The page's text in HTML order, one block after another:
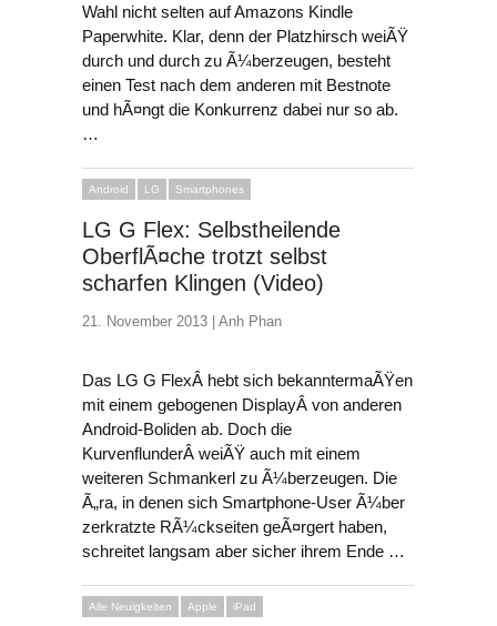
Wahl nicht selten auf Amazons Kindle
Paperwhite. Klar, denn der Platzhirsch weiÃŸ
durch und durch zu Ã¼berzeugen, besteht
einen Test nach dem anderen mit Bestnote
und hÃ¤ngt die Konkurrenz dabei nur so ab.
…
Android LG Smartphones
LG G Flex: Selbstheilende
OberflÃ¤che trotzt selbst
scharfen Klingen (Video)
21. November 2013 | Anh Phan
Das LG G FlexÂ hebt sich bekanntermaÃŸen
mit einem gebogenen DisplayÂ von anderen
Android-Boliden ab. Doch die
KurvenflunderÂ weiÃŸ auch mit einem
weiteren Schmankerl zu Ã¼berzeugen. Die
Ã„ra, in denen sich Smartphone-User Ã¼ber
zerkratzte RÃ¼ckseiten geÃ¤rgert haben,
schreitet langsam aber sicher ihrem Ende …
Alle Neuigkeiten Apple iPad